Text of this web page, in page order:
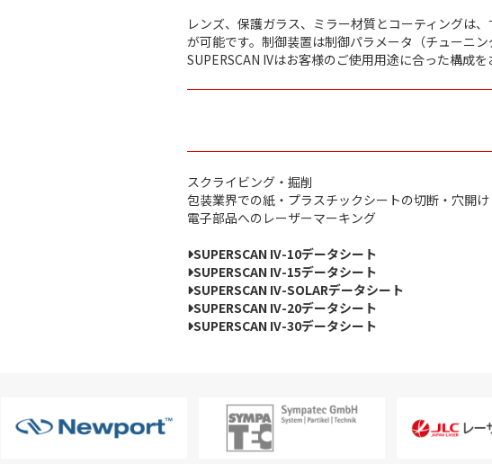
レンズ、保護ガラス、ミラー材質とコーティングは
が可能です。制御装置は制御パラメータ（チューニ
SUPERSCAN IVはお客様のご使用用途に合った構成を
スクライビング・掘削
包装業界での紙・プラスチックシートの切断・穴開け
電子部品へのレーザーマーキング
SUPERSCAN IV-10データシート
SUPERSCAN IV-15データシート
SUPERSCAN IV-SOLARデータシート
SUPERSCAN IV-20データシート
SUPERSCAN IV-30データシート